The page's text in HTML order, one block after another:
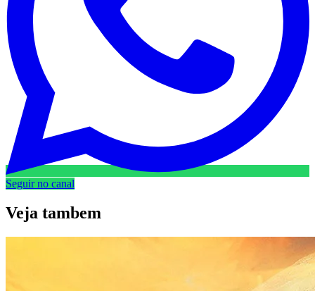
Seguir no canal
Veja tambem